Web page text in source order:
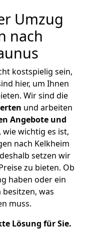
Umzug
nach
kostspielig sein,
hier, um Ihnen
Wir sind die
und arbeiten
Angebote und
wie wichtig es ist,
nach Kelkheim
setzen wir
zu bieten. Ob
haben oder ein
was
muss.
Lösung für Sie.